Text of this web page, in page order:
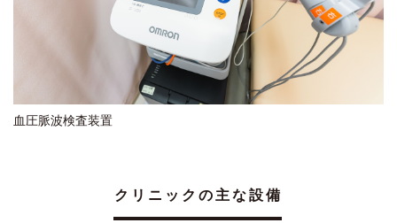
血圧脈波検査装置
クリニックの主な設備